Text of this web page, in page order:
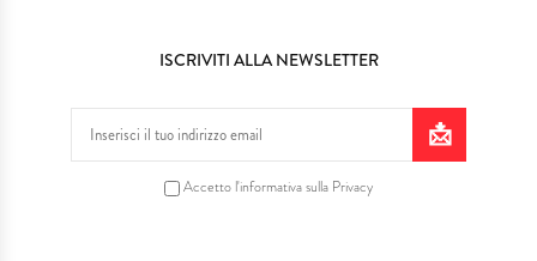
ISCRIVITI ALLA NEWSLETTER
Accetto l'informativa sulla Privacy